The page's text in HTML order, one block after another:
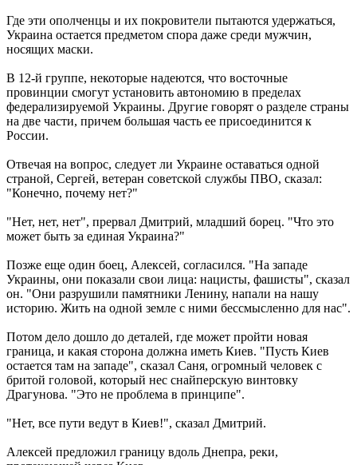
Где эти ополченцы и их покровители пытаются удержаться,
Украина остается предметом спора даже среди мужчин,
носящих маски.
В 12-й группе, некоторые надеются, что восточные
провинции смогут установить автономию в пределах
федерализируемой Украины. Другие говорят о разделе страны
на две части, причем большая часть ее присоединится к
России.
Отвечая на вопрос, следует ли Украине оставаться одной
страной, Сергей, ветеран советской службы ПВО, сказал:
"Конечно, почему нет?"
"Нет, нет, нет", прервал Дмитрий, младший борец. "Что это
может быть за единая Украина?"
Позже еще один боец, Алексей, согласился. "На западе
Украины, они показали свои лица: нацисты, фашисты", сказал
он. "Они разрушили памятники Ленину, напали на нашу
историю. Жить на одной земле с ними бессмысленно для нас".
Потом дело дошло до деталей, где может пройти новая
граница, и какая сторона должна иметь Киев. "Пусть Киев
остается там на западе", сказал Саня, огромный человек с
бритой головой, который нес снайперскую винтовку
Драгунова. "Это не проблема в принципе".
"Нет, все пути ведут в Киев!", сказал Дмитрий.
Алексей предложил границу вдоль Днепра, реки,